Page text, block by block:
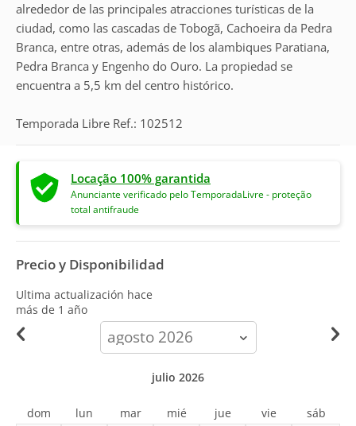
alrededor de las principales atracciones turísticas de la
ciudad, como las cascadas de Tobogã, Cachoeira da Pedra
Branca, entre otras, además de los alambiques Paratiana,
Pedra Branca y Engenho do Ouro. La propiedad se
encuentra a 5,5 km del centro histórico.
Temporada Libre Ref.: 102512
Locação 100% garantida
Anunciante verificado pelo TemporadaLivre - proteção
total antifraude
Precio y Disponibilidad
Ultima actualización hace
más de 1 año
calendar-
month
julio 2026
dom lun mar mié jue vie sáb